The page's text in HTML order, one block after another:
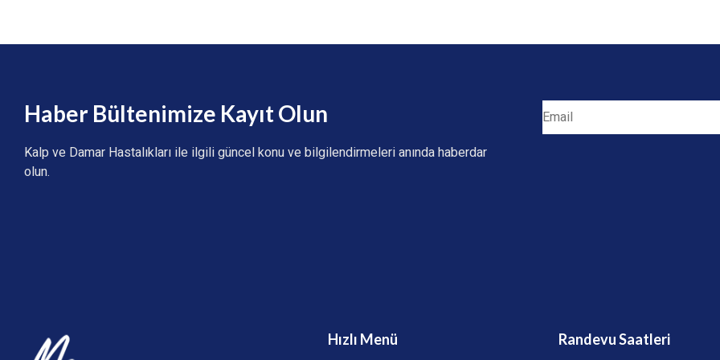
Haber Bültenimize Kayıt Olun
Kalp ve Damar Hastalıkları ile ilgili güncel konu ve bilgilendirmeleri anında haberdar
olun.
Hızlı Menü Randevu Saatleri